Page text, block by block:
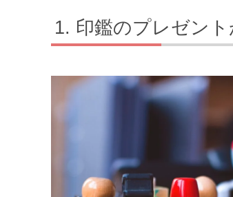
印鑑のプレゼン